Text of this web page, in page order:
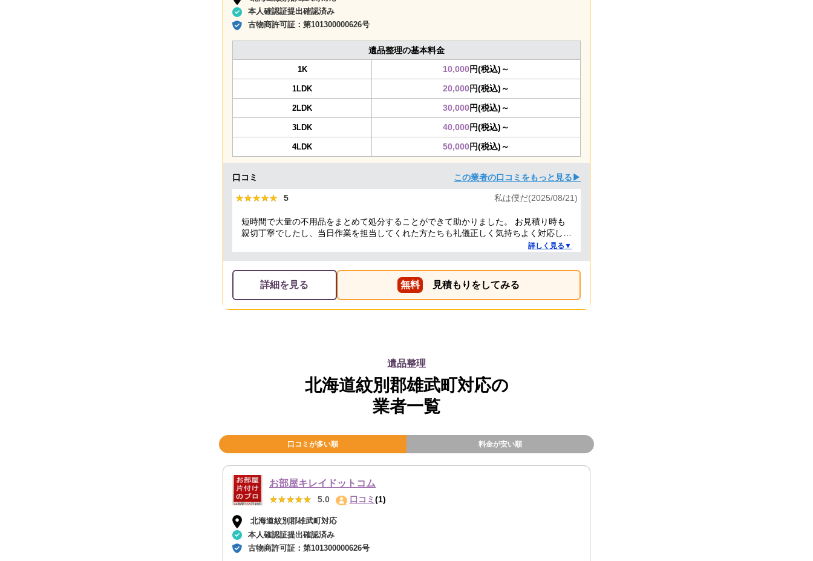
本人確認証提出確認済み
古物商許可証： 第101300000626号
遺品整理の基本料金
1K 10,000円(税込)～
1LDK 20,000円(税込)～
2LDK 30,000円(税込)～
3LDK 40,000円(税込)～
4LDK 50,000円(税込)～
口コミ この業者の口コミをもっと見る▶
★★★★★
★★★★★ 5 私は僕だ(2025/08/21)
短時間で大量の不用品をまとめて処分することができて助かりました。 お見積り時も
親切丁寧でしたし、当日作業を担当してくれた方たちも礼儀正しく気持ちよく対応して
詳しく見る▼
詳細を見る 無料 見積もりをしてみる
遺品整理
北海道紋別郡雄武町対応の
業者一覧
口コミが多い順 料金が安い順
お部屋キレイドットコム
★★★★★
★★★★★ 5.0 口コミ(1)
北海道紋別郡雄武町対応
本人確認証提出確認済み
古物商許可証： 第101300000626号